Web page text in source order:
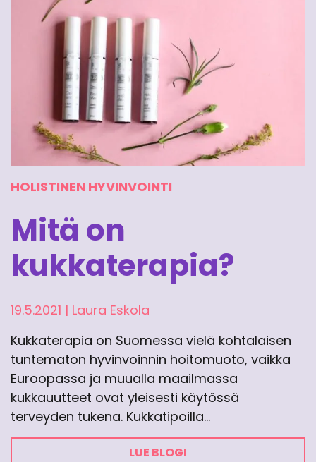
HOLISTINEN HYVINVOINTI
Mitä on
kukkaterapia?
19.5.2021 | Laura Eskola
Kukkaterapia on Suomessa vielä kohtalaisen
tuntematon hyvinvoinnin hoitomuoto, vaikka
Euroopassa ja muualla maailmassa
kukkauutteet ovat yleisesti käytössä
terveyden tukena. Kukkatipoilla…
LUE BLOGI